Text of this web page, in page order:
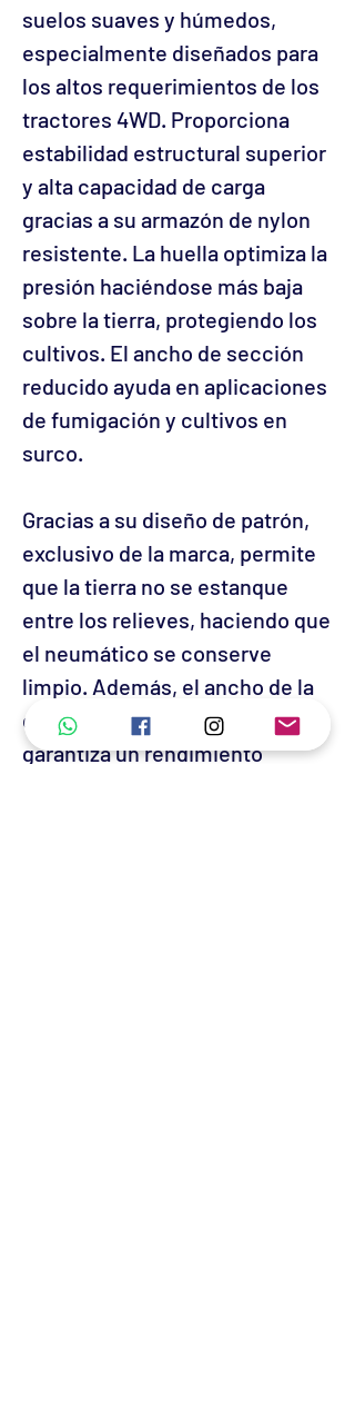
suelos suaves y húmedos,
especialmente diseñados para
los altos requerimientos de los
tractores 4WD. Proporciona
estabilidad estructural superior
y alta capacidad de carga
gracias a su armazón de nylon
resistente. La huella optimiza la
presión haciéndose más baja
sobre la tierra, protegiendo los
cultivos. El ancho de sección
reducido ayuda en aplicaciones
de fumigación y cultivos en
surco.
Gracias a su diseño de patrón,
exclusivo de la marca, permite
que la tierra no se estanque
entre los relieves, haciendo que
el neumático se conserve
limpio. Además, el ancho de la
cala en la banda de rodadura
garantiza un rendimiento